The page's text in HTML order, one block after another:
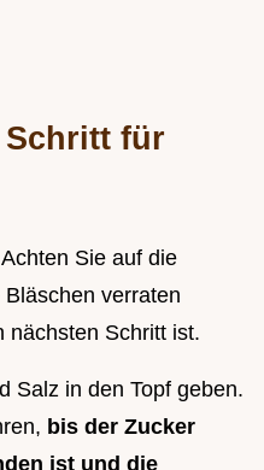
für
Sie auf die
verraten
nächsten Schritt ist.
Salz in den Topf geben.
bis der Zucker
ist und die